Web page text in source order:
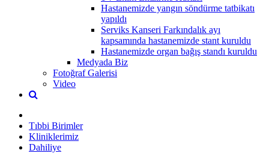
Hastanemizde yangın söndürme tatbikatı
yapıldı
Serviks Kanseri Farkındalık ayı
kapsamında hastanemizde stant kuruldu
Hastanemizde organ bağış standı kuruldu
Medyada Biz
Fotoğraf Galerisi
Video
Tıbbi Birimler
Kliniklerimiz
Dahiliye